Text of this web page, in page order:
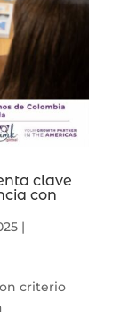
clave
con
|
criterio